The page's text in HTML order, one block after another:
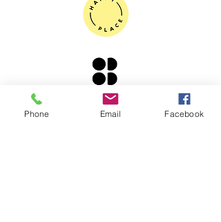
Phone Email Facebook